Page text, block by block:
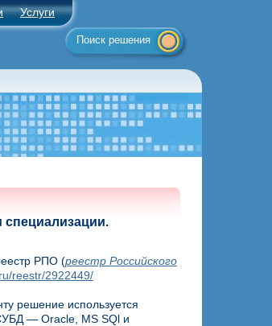
Поиск решения
Услуги
РПО (реестр Российского
reestr/2922449/
решение используется
— Oracle, MS SQl и